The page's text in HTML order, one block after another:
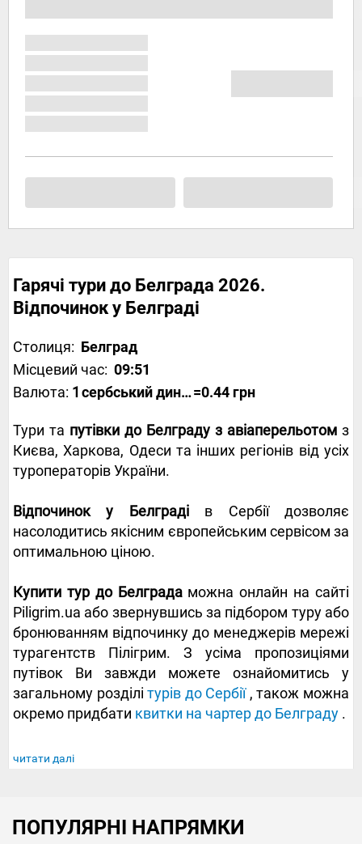
Гарячі тури до Белграда 2026.
Відпочинок у Белграді
Столиця: Белград
Місцевий час: 09:51
Валюта: 1 сербський динар =0.44 грн
Тури та путівки до Белграду з авіаперельотом з
Києва, Харкова, Одеси та інших регіонів від усіх
туроператорів України.
Відпочинок у Белградів Сербії дозволяє
насолодитись якісним європейським сервісом за
оптимальною ціною.
Купити тур до Белградаможна онлайн на сайті
Piligrim.ua або звернувшись за підбором туру або
бронюванням відпочинку до менеджерів мережі
турагентств Пілігрим. З усіма пропозиціями
путівок Ви завжди можете ознайомитись у
загальному розділітурів до Сербії, також можна
окремо придбати квитки на чартер до Белграду .
читати далі
ПОПУЛЯРНІ НАПРЯМКИ